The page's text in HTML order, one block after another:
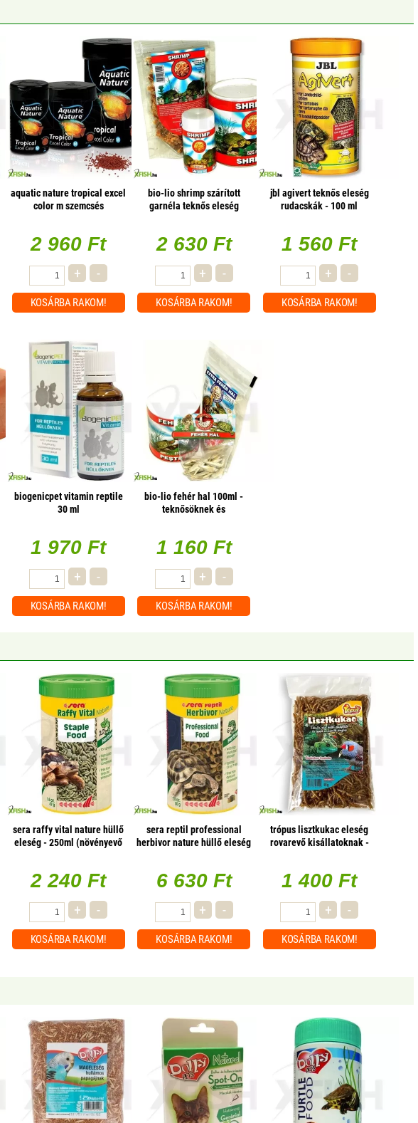
aquatic nature tropical excel
color m szemcsés
2 960 Ft
+ -
KOSÁRBARAKOM!
bio-lio shrimp szárított
garnéla teknős eleség
2 630 Ft
+ -
KOSÁRBARAKOM!
jbl agivert teknős eleség
rudacskák - 100 ml
1 560 Ft
+ -
KOSÁRBA RAKOM!
biogenicpet vitamin reptile
30 ml
1 970 Ft
+ -
KOSÁRBARAKOM!
bio-lio fehér hal 100ml -
teknősöknek és
1 160 Ft
+ -
KOSÁRBARAKOM!
sera raffy vital nature hüllő
eleség - 250ml (növényevő
2 240 Ft
+ -
KOSÁRBARAKOM!
sera reptil professional
herbivor nature hüllő eleség
6 630 Ft
+ -
KOSÁRBARAKOM!
trópus lisztkukac eleség
rovarevő kisállatoknak -
1 400 Ft
+ -
KOSÁRBA RAKOM!